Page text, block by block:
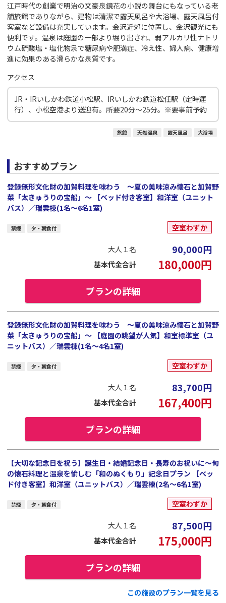
江戸時代の創業で明治の文豪泉鏡花の小説の舞台にもなっている老
舗旅館でありながら、建物は清潔で露天風呂や大浴場、露天風呂付
客室など設備は充実しています。金沢近郊に位置し、金沢観光にも
便利です。温泉は庭園の一部より堀り出され、弱アルカリ性ナトリ
ウム硫酸塩・塩化物泉で糖尿病や肥満症、冷え性、婦人病、健康増
進に効果のある滑らかな泉質です。
アクセス
JR・IRいしかわ鉄道小松駅、IRいしかわ鉄道松任駅（定時運
行）、小松空港より送迎有。所要20分～25分。※要事前予約
旅館 天然温泉 露天風呂 大浴場
おすすめプラン
登録無形文化財の加賀料理を味わう ～夏の美味涼み懐石と加賀野
菜「太きゅうりの宝船」～ 【ベッド付き客室】和洋室（ユニット
バス）／瑞雲棟(1名～6名1室)
禁煙 夕・朝食付 空室わずか
大人１名 90,000円
基本代金合計 180,000円
プランの詳細
登録無形文化財の加賀料理を味わう ～夏の美味涼み懐石と加賀野
菜「太きゅうりの宝船」～ 【庭園の眺望が人気】和室標準室（ユ
ニットバス）／瑞雲棟(1名～4名1室)
禁煙 夕・朝食付 空室わずか
大人１名 83,700円
基本代金合計 167,400円
プランの詳細
【大切な記念日を祝う】誕生日・結婚記念日・長寿のお祝いに～旬
の懐石料理と温泉を愉しむ「和のぬくもり」記念日プラン 【ベッ
ド付き客室】和洋室（ユニットバス）／瑞雲棟(2名～6名1室)
禁煙 夕・朝食付 空室わずか
大人１名 87,500円
基本代金合計 175,000円
プランの詳細
この施設のプラン一覧を見る